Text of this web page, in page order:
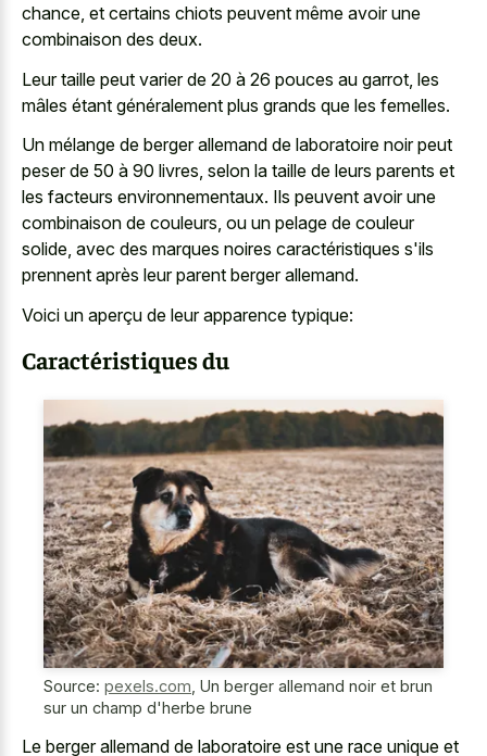
chance, et certains chiots peuvent même avoir une
combinaison des deux.
Leur taille peut varier de 20 à 26 pouces au garrot, les
mâles étant généralement plus grands que les femelles.
Un mélange de berger allemand de laboratoire noirpeut
peser de 50 à 90 livres, selon la taille de leurs parents et
les facteurs environnementaux. Ils peuvent avoir une
combinaison de couleurs, ou un pelage de couleur
solide, avec des marques noires caractéristiques s'ils
prennent après leur parent berger allemand.
Voici un aperçu de leur apparence typique:
Caractéristiques du
Source: pexels.com Un berger allemand noir et brun
sur un champ d'herbe brune
Le berger allemand de laboratoire est une race unique et